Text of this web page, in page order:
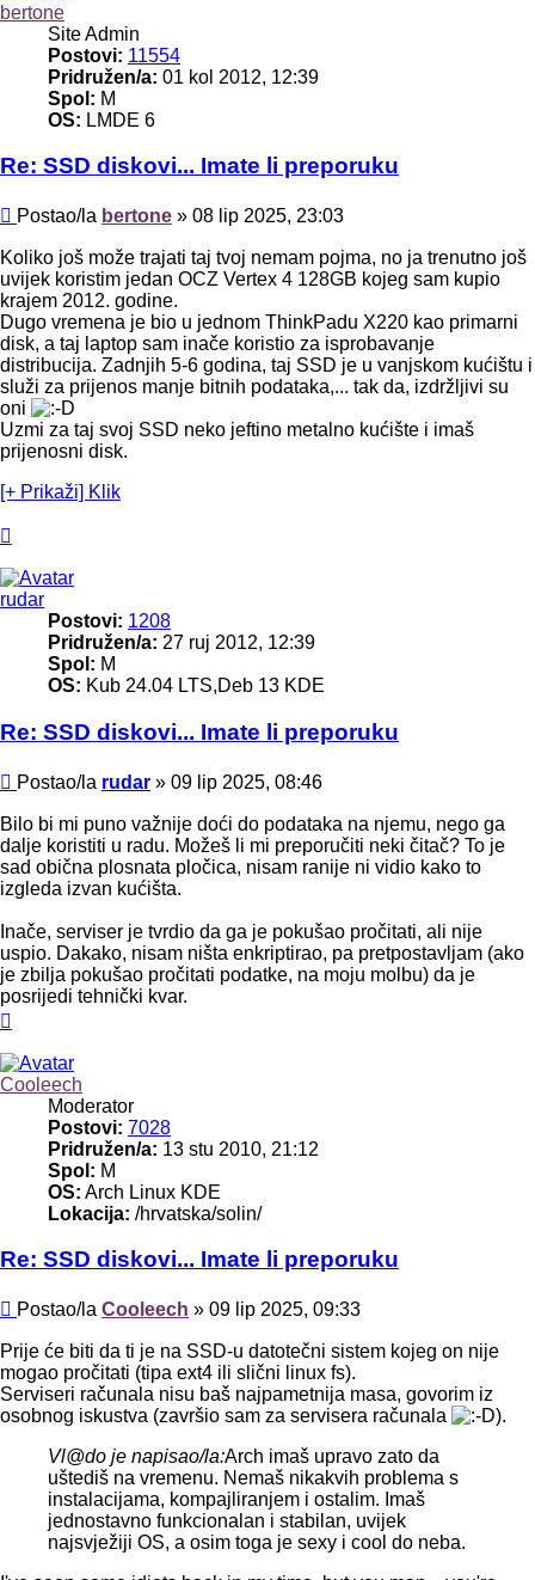
bertone
Site Admin
Postovi: 11554
Pridružen/a: 01 kol 2012, 12:39
Spol: M
OS: LMDE 6
Re: SSD diskovi... Imate li preporuku
Post
Postao/la bertone » 08 lip 2025, 23:03
Koliko još može trajati taj tvoj nemam pojma, no ja trenutno još
uvijek koristim jedan OCZ Vertex 4 128GB kojeg sam kupio
krajem 2012. godine.
Dugo vremena je bio u jednom ThinkPadu X220 kao primarni
disk, a taj laptop sam inače koristio za isprobavanje
distribucija. Zadnjih 5-6 godina, taj SSD je u vanjskom kućištu i
služi za prijenos manje bitnih podataka,... tak da, izdržljivi su
oni
Uzmi za taj svoj SSD neko jeftino metalno kućište i imaš
prijenosni disk.
[+ Prikaži] Klik
rudar
Postovi: 1208
Pridružen/a: 27 ruj 2012, 12:39
Spol: M
OS: Kub 24.04 LTS,Deb 13 KDE
Re: SSD diskovi... Imate li preporuku
Post
Postao/la rudar » 09 lip 2025, 08:46
Bilo bi mi puno važnije doći do podataka na njemu, nego ga
dalje koristiti u radu. Možeš li mi preporučiti neki čitač? To je
sad obična plosnata pločica, nisam ranije ni vidio kako to
izgleda izvan kućišta.
Inače, serviser je tvrdio da ga je pokušao pročitati, ali nije
uspio. Dakako, nisam ništa enkriptirao, pa pretpostavljam (ako
je zbilja pokušao pročitati podatke, na moju molbu) da je
posrijedi tehnički kvar.
Cooleech
Moderator
Postovi: 7028
Pridružen/a: 13 stu 2010, 21:12
Spol: M
OS: Arch Linux KDE
Lokacija: /hrvatska/solin/
Re: SSD diskovi... Imate li preporuku
Post
Postao/la Cooleech » 09 lip 2025, 09:33
Prije će biti da ti je na SSD-u datotečni sistem kojeg on nije
mogao pročitati (tipa ext4 ili slični linux fs).
Serviseri računala nisu baš najpametnija masa, govorim iz
osobnog iskustva (završio sam za servisera računala
).
Vl@do je napisao/la:Arch imaš upravo zato da
uštediš na vremenu. Nemaš nikakvih problema s
instalacijama, kompajliranjem i ostalim. Imaš
jednostavno funkcionalan i stabilan, uvijek
najsvježiji OS, a osim toga je sexy i cool do neba.